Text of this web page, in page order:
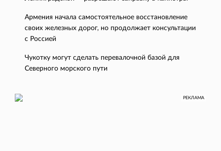
Армения начала самостоятельное восстановление
своих железных дорог, но продолжает консультации
с Россией
Чукотку могут сделать перевалочной базой для
Северного морского пути
РЕКЛАМА